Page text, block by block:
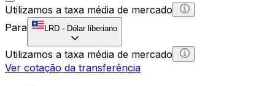
Utilizamos a taxa média de mercado
Para
LRD - Dólar liberiano
Utilizamos a taxa média de mercado
Ver cotação da transferência